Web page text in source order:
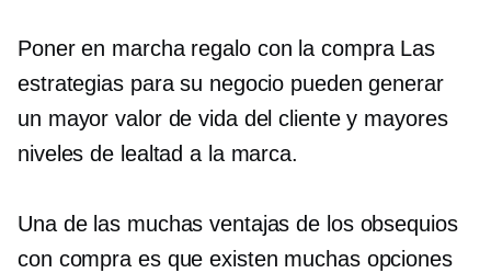
Poner en marcha regalo con la compraLas
estrategias para su negocio pueden generar
un mayor valor de vida del cliente y mayores
niveles de lealtad a la marca.
Una de las muchas ventajas de los obsequios
con compra es que existen muchas opciones